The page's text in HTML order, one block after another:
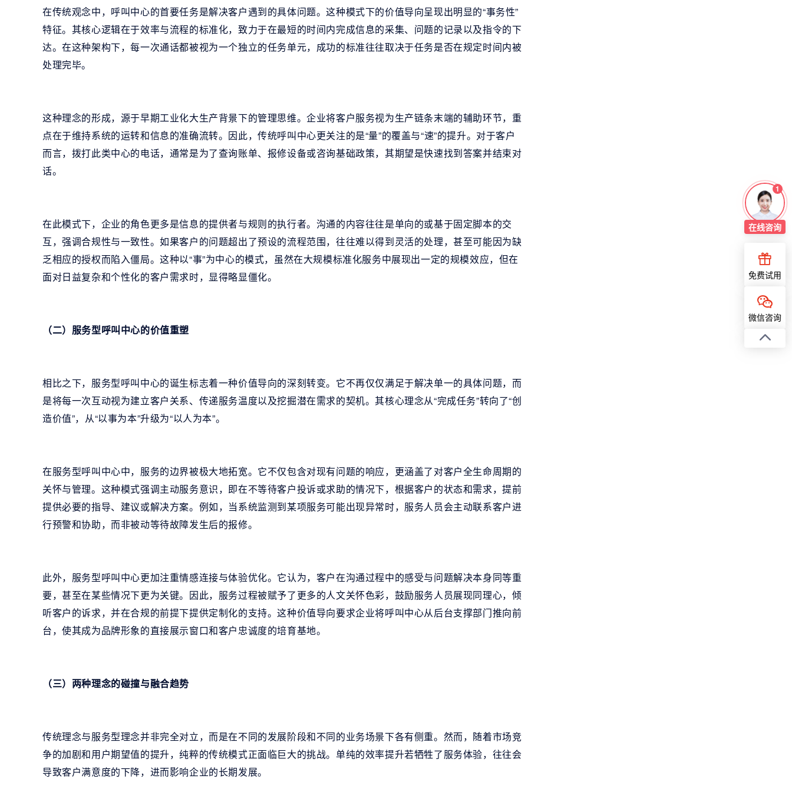
在传统观念中，呼叫中心的首要任务是解决客户遇到的具体问题。这种模式下的价值导向呈现出明显的“事务性”
特征。其核心逻辑在于效率与流程的标准化，致力于在最短的时间内完成信息的采集、问题的记录以及指令的下
达。在这种架构下，每一次通话都被视为一个独立的任务单元，成功的标准往往取决于任务是否在规定时间内被
处理完毕。
这种理念的形成，源于早期工业化大生产背景下的管理思维。企业将客户服务视为生产链条末端的辅助环节，重
点在于维持系统的运转和信息的准确流转。因此，传统呼叫中心更关注的是“量”的覆盖与“速”的提升。对于客户
而言，拨打此类中心的电话，通常是为了查询账单、报修设备或咨询基础政策，其期望是快速找到答案并结束对
话。
在此模式下，企业的角色更多是信息的提供者与规则的执行者。沟通的内容往往是单向的或基于固定脚本的交
互，强调合规性与一致性。如果客户的问题超出了预设的流程范围，往往难以得到灵活的处理，甚至可能因为缺
乏相应的授权而陷入僵局。这种以“事”为中心的模式，虽然在大规模标准化服务中展现出一定的规模效应，但在
面对日益复杂和个性化的客户需求时，显得略显僵化。
（二）服务型呼叫中心的价值重塑
相比之下，服务型呼叫中心的诞生标志着一种价值导向的深刻转变。它不再仅仅满足于解决单一的具体问题，而
是将每一次互动视为建立客户关系、传递服务温度以及挖掘潜在需求的契机。其核心理念从“完成任务”转向了“创
造价值”，从“以事为本”升级为“以人为本”。
在服务型呼叫中心中，服务的边界被极大地拓宽。它不仅包含对现有问题的响应，更涵盖了对客户全生命周期的
关怀与管理。这种模式强调主动服务意识，即在不等待客户投诉或求助的情况下，根据客户的状态和需求，提前
提供必要的指导、建议或解决方案。例如，当系统监测到某项服务可能出现异常时，服务人员会主动联系客户进
行预警和协助，而非被动等待故障发生后的报修。
此外，服务型呼叫中心更加注重情感连接与体验优化。它认为，客户在沟通过程中的感受与问题解决本身同等重
要，甚至在某些情况下更为关键。因此，服务过程被赋予了更多的人文关怀色彩，鼓励服务人员展现同理心，倾
听客户的诉求，并在合规的前提下提供定制化的支持。这种价值导向要求企业将呼叫中心从后台支撑部门推向前
台，使其成为品牌形象的直接展示窗口和客户忠诚度的培育基地。
（三）两种理念的碰撞与融合趋势
传统理念与服务型理念并非完全对立，而是在不同的发展阶段和不同的业务场景下各有侧重。然而，随着市场竞
争的加剧和用户期望值的提升，纯粹的传统模式正面临巨大的挑战。单纯的效率提升若牺牲了服务体验，往往会
导致客户满意度的下降，进而影响企业的长期发展。
1
在线咨询
免费试用
微信咨询